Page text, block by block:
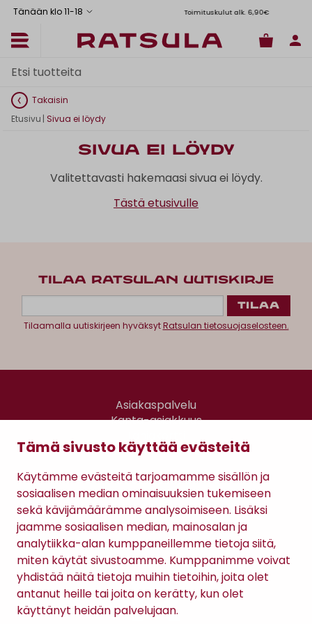
Tämä sivusto käyttää evästeitä
Käytämme evästeitä tarjoamamme sisällön ja
sosiaalisen median ominaisuuksien tukemiseen
sekä kävijämäärämme analysoimiseen. Lisäksi
jaamme sosiaalisen median, mainosalan ja
analytiikka-alan kumppaneillemme tietoja siitä,
miten käytät sivustoamme. Kumppanimme voivat
yhdistää näitä tietoja muihin tietoihin, joita olet
antanut heille tai joita on kerätty, kun olet
käyttänyt heidän palvelujaan.
Tänään klo 11-18 Toimituskulut alk. 6,90€
Takaisin
Etusivu | Sivua ei löydy
Sivua ei löydy
Valitettavasti hakemaasi sivua ei löydy.
Tästä etusivulle
TILAA RATSULAN UUTISKIRJE
Tilaamalla uutiskirjeen hyväksytRatsulan tietosuojaselosteen.
Asiakaspalvelu
Kanta-asiakkuus
Gomee Ratsula Café
Sopimusehdot
Tietosuojaseloste
Maksutavat